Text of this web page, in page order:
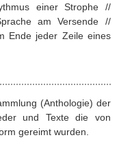
einer Strophe //
am Versende //
Ende jeder Zeile eines
(Anthologie) der
und Texte die von
gereimt wurden.